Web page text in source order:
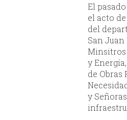
El
el acto
del
San
Minsitros
y
de Obras
y